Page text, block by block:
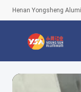
Henan Yongsheng